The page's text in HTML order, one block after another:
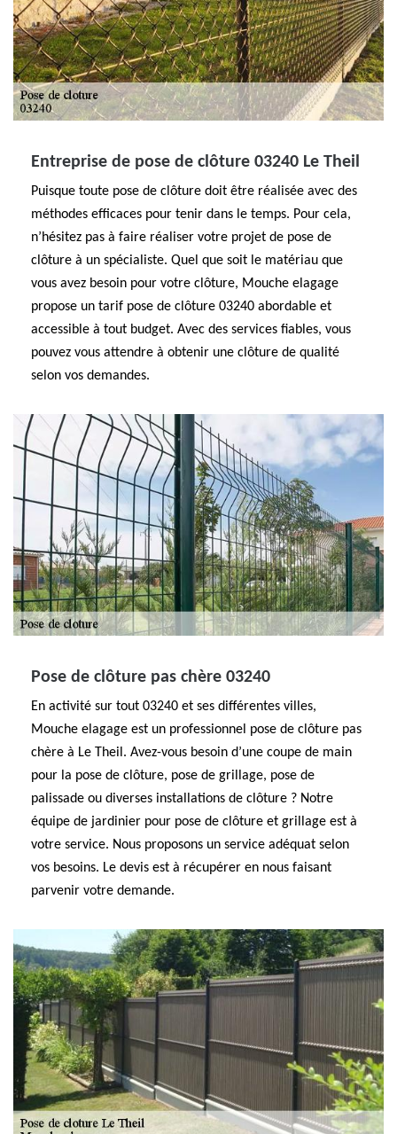
Entreprise de pose de clôture 03240 Le Theil
Puisque toute pose de clôture doit être réalisée avec des
méthodes efficaces pour tenir dans le temps. Pour cela,
n’hésitez pas à faire réaliser votre projet de pose de
clôture à un spécialiste. Quel que soit le matériau que
vous avez besoin pour votre clôture, Mouche elagage
propose un tarif pose de clôture 03240 abordable et
accessible à tout budget. Avec des services fiables, vous
pouvez vous attendre à obtenir une clôture de qualité
selon vos demandes.
Pose de clôture pas chère 03240
En activité sur tout 03240 et ses différentes villes,
Mouche elagage est un professionnel pose de clôture pas
chère à Le Theil. Avez-vous besoin d’une coupe de main
pour la pose de clôture, pose de grillage, pose de
palissade ou diverses installations de clôture ? Notre
équipe de jardinier pour pose de clôture et grillage est à
votre service. Nous proposons un service adéquat selon
vos besoins. Le devis est à récupérer en nous faisant
parvenir votre demande.